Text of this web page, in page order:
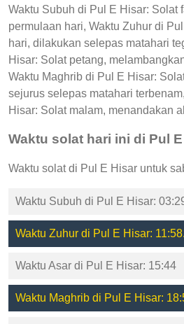
Waktu Subuh di Pul E Hisar: Solat
permulaan hari, Waktu Zuhur di
hari, dilakukan selepas matahari
Hisar: Solat petang,
Waktu Maghrib di Pul E Hisar:
sejurus selepas matahari
Hisar: Solat malam, menandakan
Waktu solat hari ini di Pul
Waktu solat di Pul E Hisar untuk
Waktu Subuh di Pul E Hisar:
Waktu Zuhur di Pul E Hisar: 11:58.
Waktu Asar di Pul E Hisar: 15:44
Waktu Maghrib di Pul E Hisar: